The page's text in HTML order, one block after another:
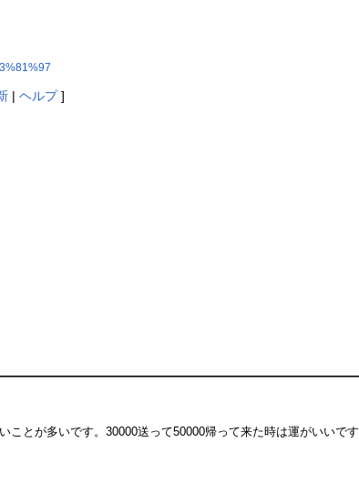
| ヘルプ]
ことが多いです。30000送って50000帰って来た時は運がいいで